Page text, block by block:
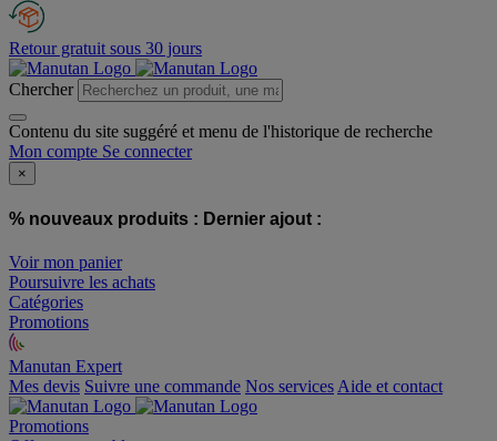
Retour gratuit sous 30 jours
Chercher
Contenu du site suggéré et menu de l'historique de recherche
Mon compte Se connecter
×
% nouveaux produits : Dernier ajout :
Voir mon panier
Poursuivre les achats
Catégories
Promotions
Manutan Expert
offre reconditionnée
Mes devis Suivre une commande Nos services